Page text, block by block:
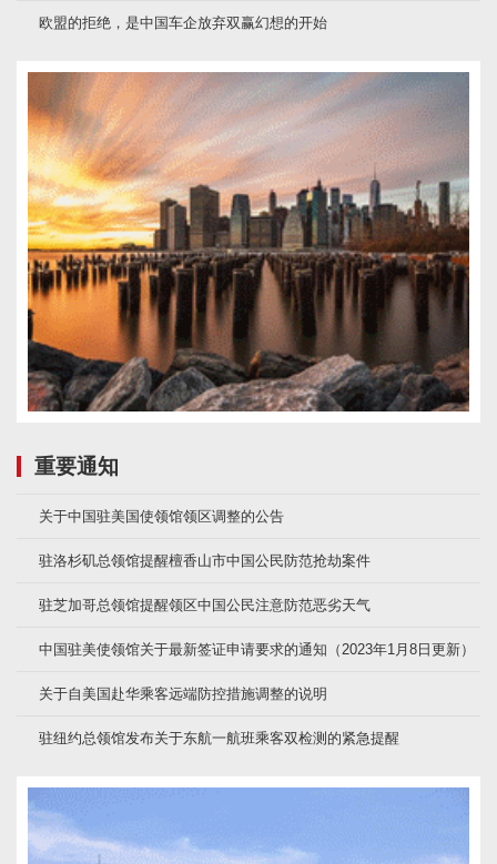
欧盟的拒绝，是中国车企放弃双赢幻想的开始
重要通知
关于中国驻美国使领馆领区调整的公告
驻洛杉矶总领馆提醒檀香山市中国公民防范抢劫案件
驻芝加哥总领馆提醒领区中国公民注意防范恶劣天气
中国驻美使领馆关于最新签证申请要求的通知（2023年1月8日更新）
关于自美国赴华乘客远端防控措施调整的说明
驻纽约总领馆发布关于东航一航班乘客双检测的紧急提醒